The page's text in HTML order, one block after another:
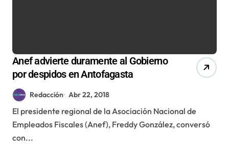
Anef advierte duramente al Gobierno
por despidos en Antofagasta
Redacción Abr 22, 2018
El presidente regional de la Asociación Nacional de
Empleados Fiscales (Anef), Freddy González, conversó
con...